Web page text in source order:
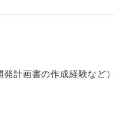
計画書の作成経験など